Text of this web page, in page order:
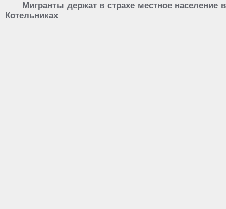
Мигранты держат в страхе местное население в
Котельниках